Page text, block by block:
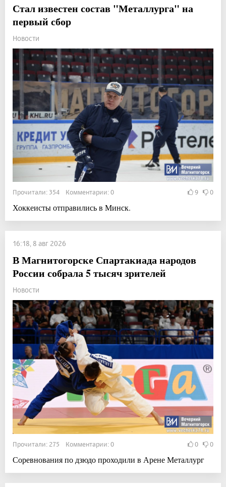
Стал известен состав "Металлурга" на
первый сбор
Новости
Прочитали: 354 Комментарии: 0 9 0
Хоккеисты отправились в Минск.
16:18, 8 авг 2026
В Магнитогорске Спартакиада народов
России собрала 5 тысяч зрителей
Новости
Прочитали: 275 Комментарии: 0 0 0
Соревнования по дзюдо проходили в Арене Металлург